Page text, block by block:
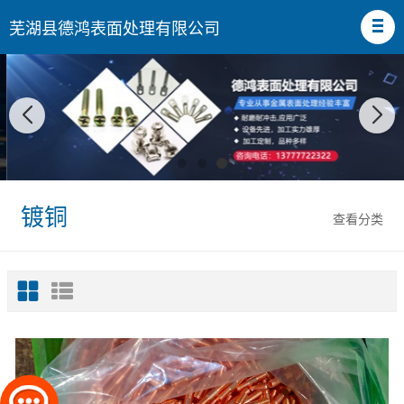
芜湖县德鸿表面处理有限公司
查看分类
镀铜